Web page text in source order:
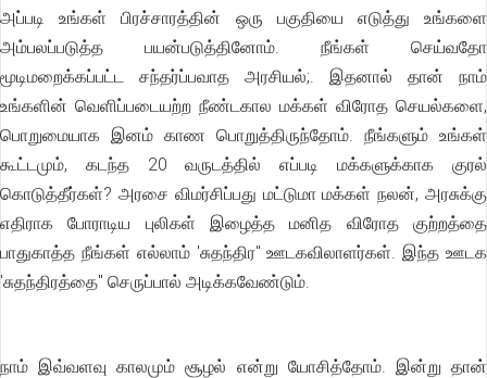
அப்படி உங்கள் பிரச்சாரத்தின் ஒரு பகுதியை எடுத்து உங்களை
அம்பலப்படுத்த பயன்படுத்தினோம். நீங்கள் செய்வதோ
மூடிமறைக்கப்பட்ட சந்தர்ப்பவாத அரசியல்;. இதனால் தான் நாம்
உங்களின் வெளிப்படையற்ற நீண்டகால மக்கள் விரோத செயல்களை,
பொறுமையாக இனம் காண பொறுத்திருந்தோம். நீங்களும் உங்கள்
கூட்டமும், கடந்த 20 வருடத்தில் எப்படி மக்களுக்காக குரல்
கொடுத்தீர்கள்? அரசை விமர்சிப்பது மட்டுமா மக்கள் நலன், அரசுக்கு
எதிராக போராடிய புலிகள் இழைத்த மனித விரோத குற்றத்தை
பாதுகாத்த நீங்கள் எல்லாம் 'சுதந்திர" ஊடகவிலாளர்கள். இந்த ஊடக
'சுதந்திரத்தை" செருப்பால் அடிக்கவேண்டும்.
நாம் இவ்வளவு காலமும் சூழல் என்று யோசித்தோம். இன்று தான்